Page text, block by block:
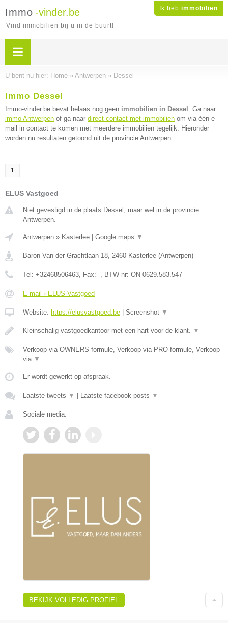
Ik heb immobilien
Immo -vinder.be
Vind immobilien bij u in de buurt!
U bent nu hier: Home » Antwerpen » Dessel
Immo Dessel
Immo-vinder.be bevat helaas nog geen immobilien in Dessel . Ga naar
immo Antwerpen of ga naar direct contact met immobilien om via één e-
mail in contact te komen met meerdere immobilien tegelijk. Hieronder
worden nu resultaten getoond uit de provincie Antwerpen.
1
ELUS Vastgoed
Niet gevestigd in de plaats Dessel, maar wel in de provincie
Antwerpen.
Antwerpen » Kasterlee Google maps ▼
Baron Van der Grachtlaan 18, 2460 Kasterlee (Antwerpen)
Tel: +32468506463, Fax: -, BTW-nr: ON 0629.583.547
E-mail › ELUS Vastgoed
Website: https://elusvastgoed.be Screenshot ▼
Kleinschalig vastgoedkantoor met een hart voor de klant. ▼
Verkoop via OWNERS-formule, Verkoop via PRO-formule, Verkoop
via ▼
Er wordt gewerkt op afspraak.
Laatste tweets ▼ Laatste facebook posts ▼
Sociale media:
BEKIJK VOLLEDIG PROFIEL